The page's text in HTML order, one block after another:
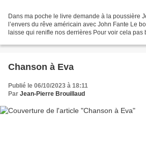
Dans ma poche le livre demande à la poussière
l’envers du rêve américain avec John Fante Le
laisse qui renifle nos derrières Pour voir cela pas
Chanson à Eva
Publié le 06/10/2023 à 18:11
Par Jean-Pierre Brouillaud